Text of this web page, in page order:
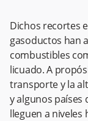
Dichos recortes
gasoductos han
combustibles
licuado. A
transporte y la
y algunos países
lleguen a